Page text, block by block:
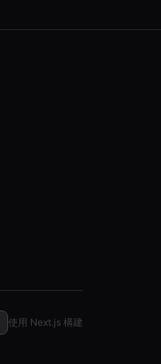
使用 Next.js 構建